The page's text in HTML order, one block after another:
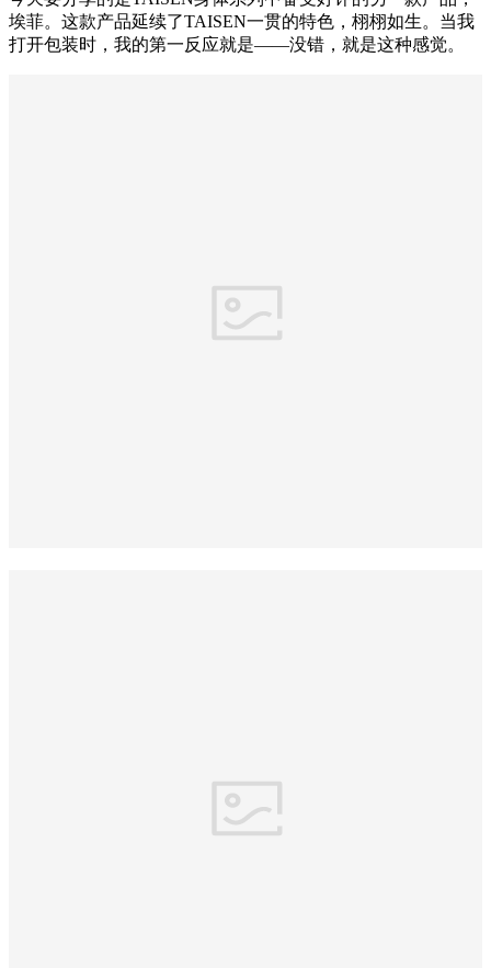
埃菲。这款产品延续了TAISEN一贯的特色，栩栩如生。当我
打开包装时，我的第一反应就是——没错，就是这种感觉。